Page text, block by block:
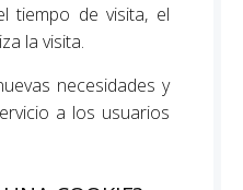
tiempo de visita, el
la visita.
necesidades y
a los usuarios